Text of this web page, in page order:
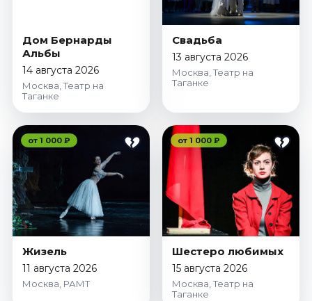
Дом Бернарды
Альбы
14 августа 2026
Москва, Театр на
Таганке
Свадьба
13 августа 2026
Москва, Театр на
Таганке
от 1 000 ₽
Жизель
11 августа 2026
Москва, РАМТ
от 1 000 ₽
Шестеро любимых
15 августа 2026
Москва, Театр на
Таганке